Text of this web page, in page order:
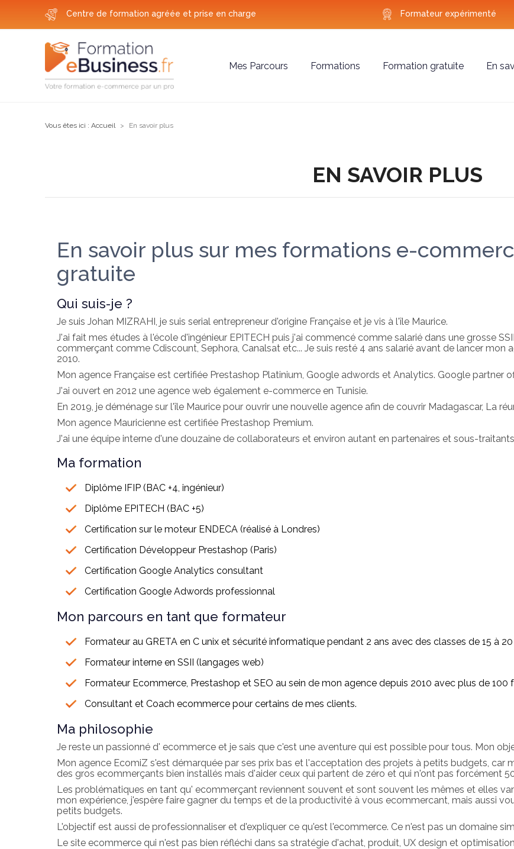
Centre de formation agréée et prise en charge Formateur expérimenté
Mes Parcours Formations Formation gratuite En
Vous êtes ici : Accueil En savoir plus
EN SAVOIR PLUS
En savoir plus sur mes formations e-
gratuite
Qui suis-je ?
Je suis Johan MIZRAHI, je suis serial entrepreneur d'origine Française et je vis à l'île Maurice.
J'ai fait mes études à l'école d'ingénieur EPITECH puis j'ai commencé comme salarié dans une grosse
commerçant comme Cdiscount, Sephora, Canalsat etc... Je suis resté 4 ans salarié avant de lancer
2010.
Mon agence Française est certifiée Prestashop Platinium, Google adwords et Analytics. Google partner
J'ai ouvert en 2012 une agence web également e-commerce en Tunisie.
En 2019, je déménage sur l'île Maurice pour ouvrir une nouvelle agence afin de couvrir Madagascar, La
Mon agence Mauricienne est certifiée Prestashop Premium.
J'ai une équipe interne d'une douzaine de collaborateurs et environ autant en partenaires et sous-
Ma formation
Diplôme IFIP (BAC +4, ingénieur)
Diplôme EPITECH (BAC +5)
Certification sur le moteur ENDECA (réalisé à Londres)
Certification Développeur Prestashop (Paris)
Certification Google Analytics consultant
Certification Google Adwords professionnal
Mon parcours en tant que formateur
Formateur au GRETA en C unix et sécurité informatique pendant 2 ans avec des classes de 15 à
Formateur interne en SSII (langages web)
Formateur Ecommerce, Prestashop et SEO au sein de mon agence depuis 2010 avec plus de
Consultant et Coach ecommerce pour certains de mes clients.
Ma philosophie
Je reste un passionné d' ecommerce et je sais que c'est une aventure qui est possible pour tous. Mon
Mon agence EcomiZ s'est démarquée par ses prix bas et l'acceptation des projets à petits budgets, car
des gros ecommerçants bien installés mais d'aider ceux qui partent de zéro et qui n'ont pas forcément
Les problématiques en tant qu' ecommerçant reviennent souvent et sont souvent les mêmes et elles
mon expérience, j'espère faire gagner du temps et de la productivité à vous ecommercant, mais aussi
petits budgets.
L'objectif est aussi de professionnaliser et d'expliquer ce qu'est l'ecommerce. Ce n'est pas un domaine
Le site ecommerce qui n'est pas bien réfléchi dans sa stratégie d'achat, produit, UX design et